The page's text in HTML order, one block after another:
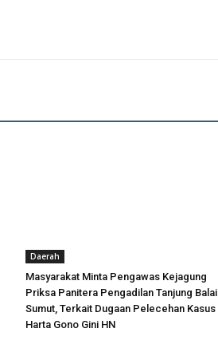
Daerah
Masyarakat Minta Pengawas Kejagung
Priksa Panitera Pengadilan Tanjung Balai
Sumut, Terkait Dugaan Pelecehan Kasus
Harta Gono Gini HN